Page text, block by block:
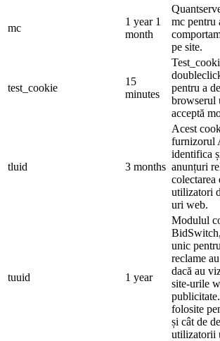
mc
1 year 1
month
mc pentru
pe site.
test_cookie
15
minutes
pentru a
browserul
acceptă
tluid 3 months
Acest
furnizorul
identifica
anunțuri
colectarea
utilizatori
uri web.
tuuid 1 year
Modulul
unic
reclame
dacă au
site-urile
folosite
și cât de
utilizatorii